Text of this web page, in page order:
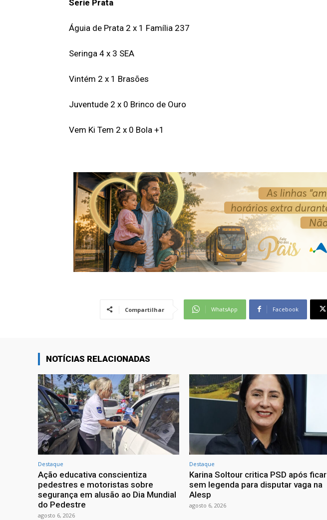
Serie Prata
Águia de Prata 2 x 1 Família 237
Seringa 4 x 3 SEA
Vintém 2 x 1 Brasões
Juventude 2 x 0 Brinco de Ouro
Vem Ki Tem 2 x 0 Bola +1
Compartilhar WhatsApp Facebook
NOTÍCIAS RELACIONADAS
Destaque
Ação educativa conscientiza
pedestres e motoristas sobre
segurança em alusão ao Dia Mundial
do Pedestre
agosto 6, 2026
Destaque
Karina Soltour critica PSD após ficar
sem legenda para disputar vaga na
Alesp
agosto 6, 2026